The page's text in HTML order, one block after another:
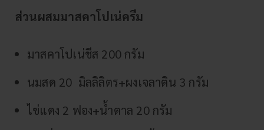
ส่วนผสมมาสคาโปเน่ครีม
มาสคาโปเน่ชีส 200 กรัม
นมสด 20 มิลลิลิตร+ผงเจลาติน 3 กรัม
ไข่แดง 2 ฟอง+น้ำตาล 20 กรัม